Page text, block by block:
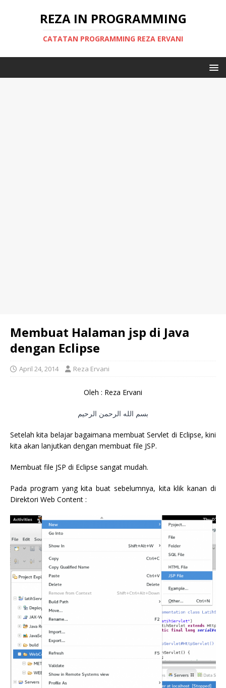
REZA IN PROGRAMMING
CATATAN PROGRAMMING REZA ERVANI
Membuat Halaman jsp di Java
dengan Eclipse
April 24, 2014 Reza Ervani
Oleh : Reza Ervani
بسم الله الرحمن الرحيم
Setelah kita belajar bagaimana membuat Servlet di Eclipse, kini
kita akan lanjutkan dengan membuat file JSP.
Membuat file JSP di Eclipse sangat mudah.
Pada program yang kita buat sebelumnya, kita klik kanan di
Direktori Web Content :